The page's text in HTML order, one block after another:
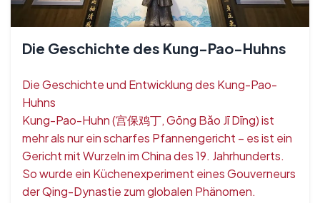
Die Geschichte des Kung-Pao-Huhns
Die Geschichte und Entwicklung des Kung-Pao-
Huhns
Kung-Pao-Huhn (宫保鸡丁, Gōng Bǎo Jī Dīng) ist
mehr als nur ein scharfes Pfannengericht – es ist ein
Gericht mit Wurzeln im China des 19. Jahrhunderts.
So wurde ein Küchenexperiment eines Gouverneurs
der Qing-Dynastie zum globalen Phänomen.